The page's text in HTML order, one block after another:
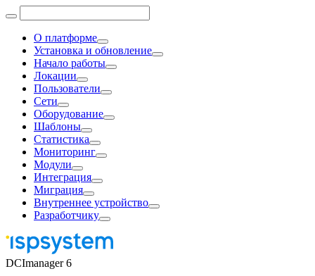
О платформе
Установка и обновление
Начало работы
Локации
Пользователи
Сети
Оборудование
Шаблоны
Статистика
Мониторинг
Модули
Интеграция
Миграция
Внутреннее устройство
Разработчику
DCImanager 6